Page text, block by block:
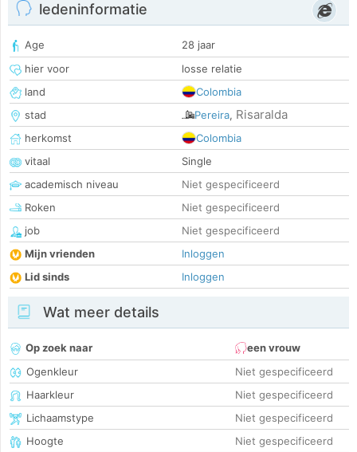
ledeninformatie
Age
28 jaar
hier voor
losse relatie
land
Colombia
stad
Pereira, Risaralda
herkomst
Colombia
vitaal
Single
academisch niveau
Niet gespecificeerd
Roken
Niet gespecificeerd
job
Niet gespecificeerd
Mijn vrienden
Inloggen
Lid sinds
Inloggen
Wat meer details
Op zoek naar
een vrouw
Ogenkleur
Niet gespecificeerd
Haarkleur
Niet gespecificeerd
Lichaamstype
Niet gespecificeerd
Hoogte
Niet gespecificeerd